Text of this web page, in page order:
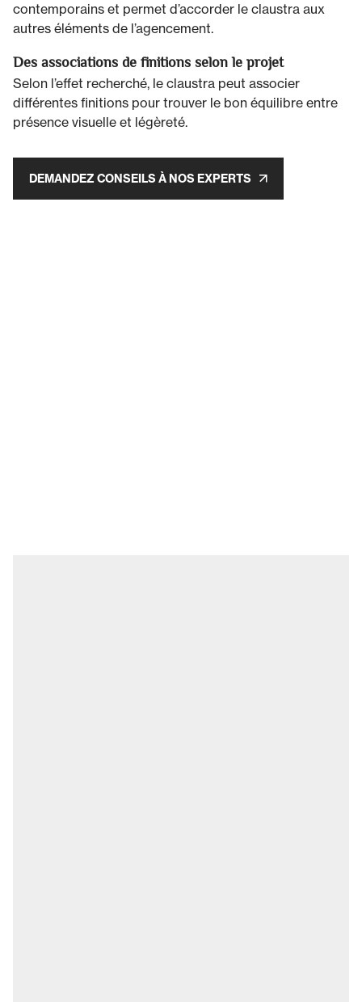
contemporains et permet d’accorder le claustra aux
autres éléments de l’agencement.
Des associations de finitions selon le projet
Selon l’effet recherché, le claustra peut associer
différentes finitions pour trouver le bon équilibre entre
présence visuelle et légèreté.
DEMANDEZ CONSEILS À NOS EXPERTS